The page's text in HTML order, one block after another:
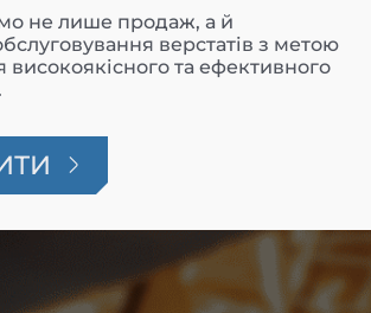
не лише продаж, а й
верстатів з метою
високоякісного та ефективного